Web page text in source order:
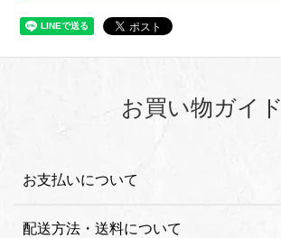
お買い物ガイド
お支払いについて
配送方法・送料について